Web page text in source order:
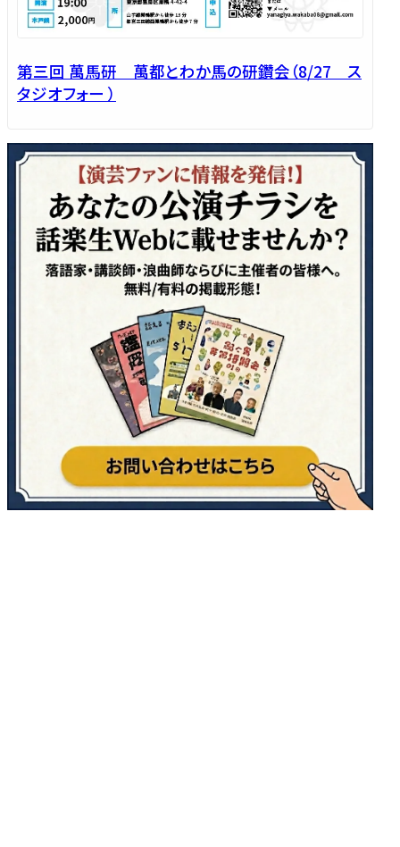
第三回 萬馬研 萬都とわか馬の研鑽会（8/27 ス
タジオフォー ）